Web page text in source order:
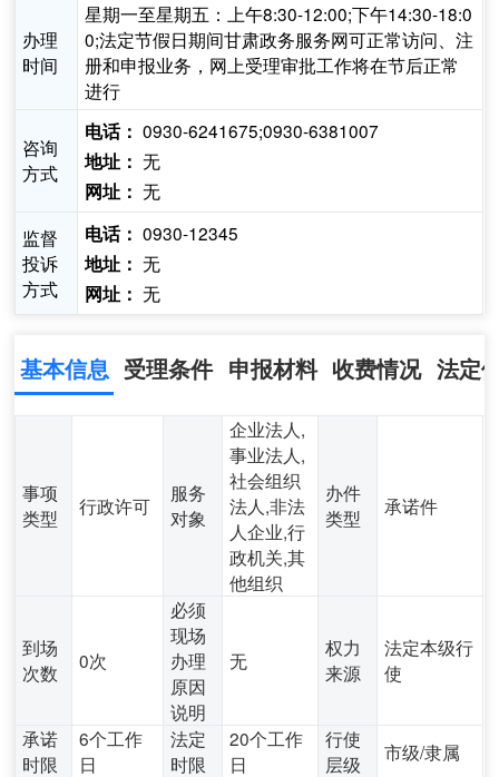
办理
时间
星期一至星期五：上午8:30-12:00;下午14:30-18:0
0;法定节假日期间甘肃政务服务网可正常访问、注
册和申报业务，网上受理审批工作将在节后正常
进行
咨询
方式
电话： 0930-6241675;0930-6381007
地址： 无
网址： 无
监督
投诉
方式
电话： 0930-12345
地址： 无
网址： 无
基本信息 受理条件 申报材料 收费情况 法定
事项
类型
行政许可
服务
对象
企业法人,
事业法人,
社会组织
法人,非法
人企业,行
政机关,其
他组织
办件
类型
承诺件
到场
次数
0次
必须
现场
办理
原因
说明
无
权力
来源
法定本级行
使
承诺
时限
6个工作
日
法定
时限
20个工作
日
行使
层级
市级/隶属